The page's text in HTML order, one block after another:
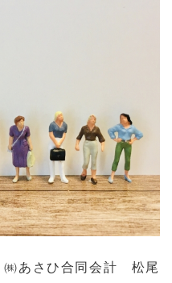
㈱あさひ合同会計 松尾